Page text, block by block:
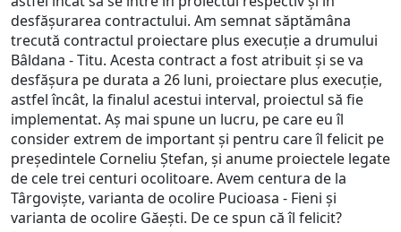
desfășurarea contractului. Am semnat săptămâna
trecută contractul proiectare plus execuție a drumului
Bâldana - Titu. Acesta contract a fost atribuit și se va
desfășura pe durata a 26 luni, proiectare plus execuție,
astfel încât, la finalul acestui interval, proiectul să fie
implementat. Aș mai spune un lucru, pe care eu îl
consider extrem de important și pentru care îl felicit pe
președintele Corneliu Ștefan, și anume proiectele legate
de cele trei centuri ocolitoare. Avem centura de la
Târgoviște, varianta de ocolire Pucioasa - Fieni și
varianta de ocolire Găești. De ce spun că îl felicit?